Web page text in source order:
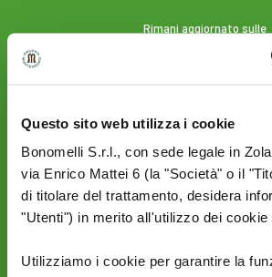
Questo sito web utilizza i cookie
Bonomelli S.r.l., con sede legale in
via Enrico Mattei 6 (la "Società" o il
di titolare del trattamento, desidera
"Utenti") in merito all'utilizzo dei cookie
Utilizziamo i cookie per garantire la
Rimani aggiornato sulle
PRIVACY
Termini e condizioni
Cookie Policy